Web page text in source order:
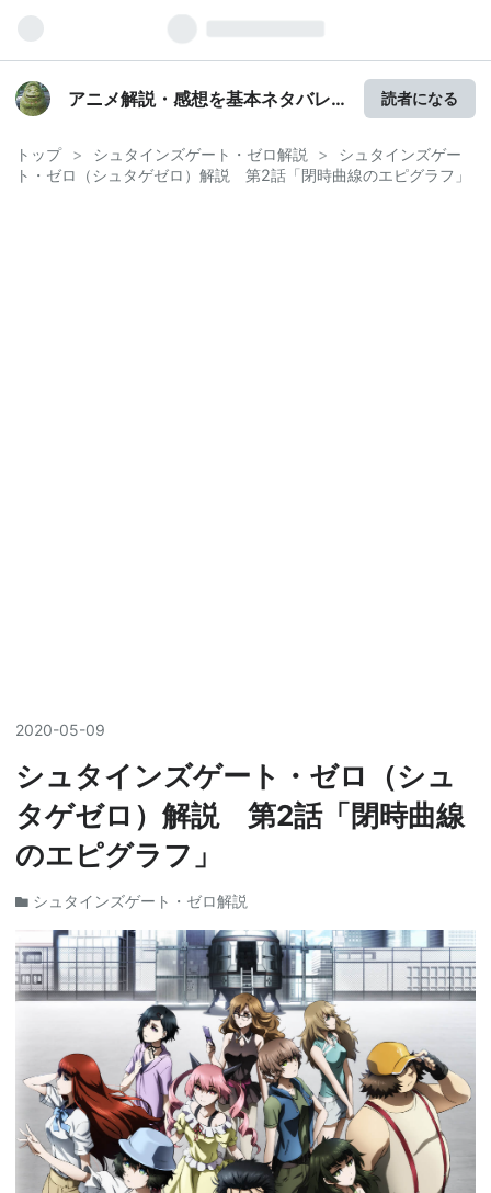
アニメ解説・感想を基本ネタバレ
読者になる
トップ > シュタインズゲート・ゼロ解説 >
シュタインズゲー
ト・ゼロ（シュタゲゼロ）解説 第2話「閉時曲線のエピグラフ」
2020-05-09
シュタインズゲート・ゼロ（シュ
タゲゼロ）解説 第2話「閉時曲線
のエピグラフ」
シュタインズゲート・ゼロ解説